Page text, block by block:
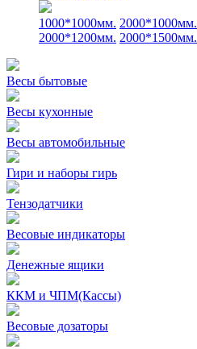
1000*1000мм. 2000*1000мм.
2000*1200мм. 2000*1500мм.
Весы бытовые
Весы кухонные
Весы автомобильные
Гири и наборы гирь
Тензодатчики
Весовые индикаторы
Денежные ящики
ККМ и ЧПМ(Кассы)
Весовые дозаторы